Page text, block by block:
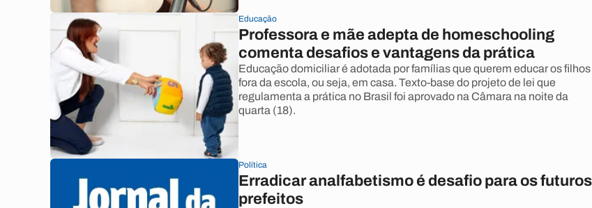
Educação
Professora e mãe adepta de homeschooling
comenta desafios e vantagens da prática
Educação domiciliar é adotada por famílias que querem educar os filhos
fora da escola, ou seja, em casa. Texto-base do projeto de lei que
regulamenta a prática no Brasil foi aprovado na Câmara na noite da
quarta (18).
Política
Erradicar analfabetismo é desafio para os futuros
prefeitos